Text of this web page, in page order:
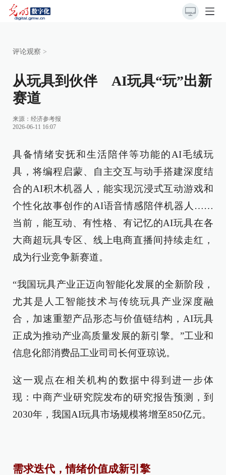
评论观察 >
从玩具到伙伴 AI玩具“玩”出新
赛道
来源： 经济参考报
2026-06-11 16:07
具备情绪安抚和生活陪伴等功能的AI毛绒玩
具，将编程启蒙、自主交互与动手搭建深度结
合的AI积木机器人，能实现沉浸式互动游戏和
个性化故事创作的AI语音情感陪伴机器人……
当前，能互动、有性格、有记忆的AI玩具在各
大商超玩具专区、线上电商直播间持续走红，
成为行业竞争新赛道。
“我国玩具产业正迈向智能化发展的全新阶段，
尤其是人工智能技术与传统玩具产业深度融
合，加速重塑产品形态与价值链结构，AI玩具
正成为推动产业高质量发展的新引擎。”工业和
信息化部消费品工业司司长何亚琼说。
这一观点在相关机构的数据中得到进一步体
现：中商产业研究院发布的研究报告预测，到
2030年，我国AI玩具市场规模将增至850亿元。
需求迭代，情绪价值成新引擎